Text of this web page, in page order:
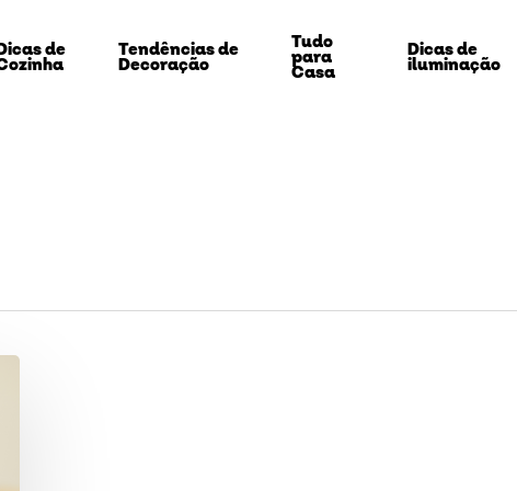
de Tendências de
Decoração
Tudo
para
Casa
Dicas de
iluminação